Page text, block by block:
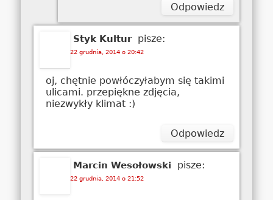
Odpowiedz
Styk Kultur pisze:
22 grudnia, 2014 o 20:42
oj, chętnie powłóczyłabym się takimi
ulicami. przepiękne zdjęcia,
niezwykły klimat :)
Odpowiedz
Marcin Wesołowski pisze:
22 grudnia, 2014 o 21:52